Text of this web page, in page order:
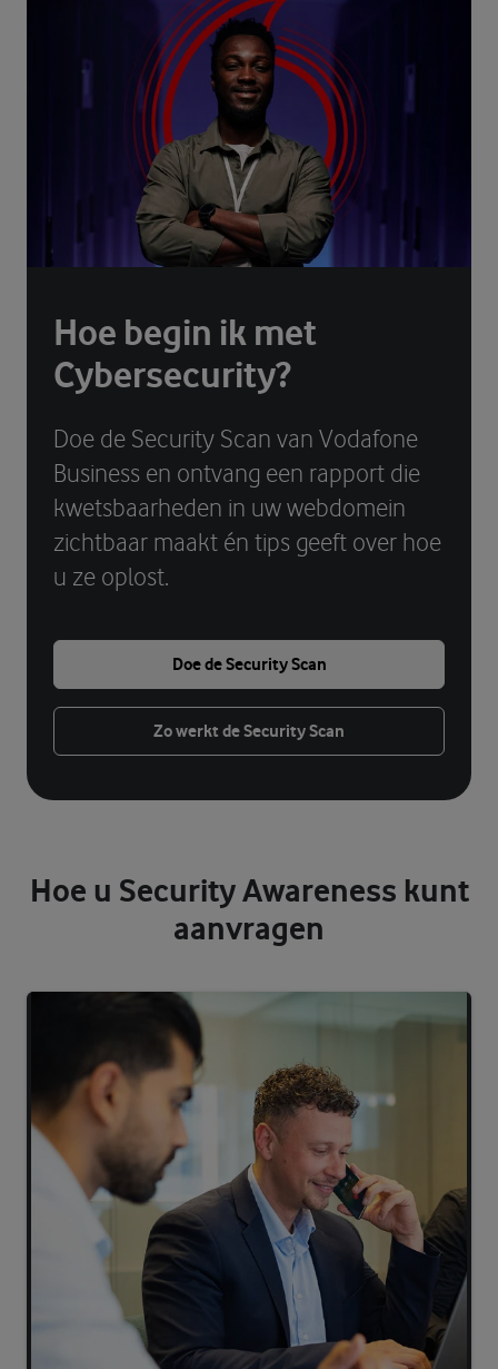
Hoe begin ik met
Cybersecurity?
Doe de Security Scan van Vodafone
Business en ontvang een rapport die
kwetsbaarheden in uw webdomein
zichtbaar maakt én tips geeft over hoe
u ze oplost.
Doe de Security Scan
Zo werkt de Security Scan
Hoe u Security Awareness kunt
aanvragen
Wij zouden u graag persoonlijk willen helpen maar
we zijn even dicht.
Onze openingstijden zijn elke werkdag tussen
09:00 en 17:00
. Maar het kan ook zijn dat we het te druk hebben
waardoor we even dicht zijn. Probeer het in dat geval later nog eens. Of
maak een afspraak. Dan reserveren we alle tijd voor u.
Sluit venster